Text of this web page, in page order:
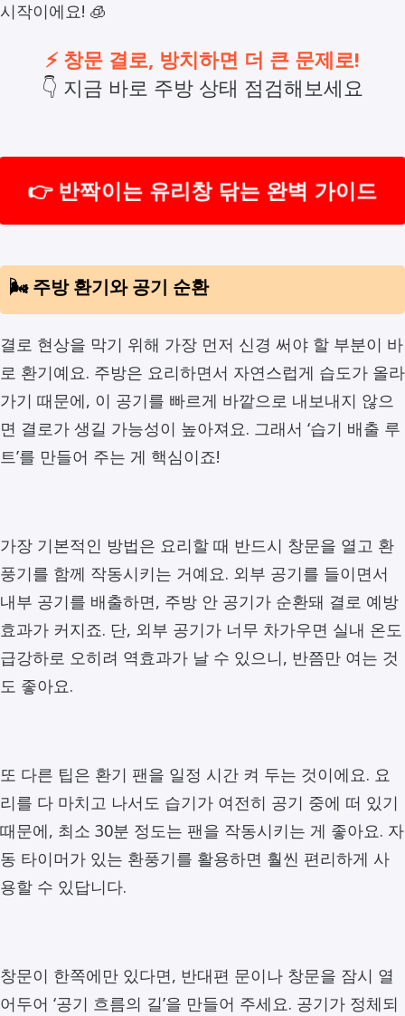
시작이에요! 🧊
⚡ 창문 결로, 방치하면 더 큰 문제로!
👇 지금 바로 주방 상태 점검해보세요
👉 반짝이는 유리창 닦는 완벽 가이드
🌬️ 주방 환기와 공기 순환
결로 현상을 막기 위해 가장 먼저 신경 써야 할 부분이 바
로 환기예요. 주방은 요리하면서 자연스럽게 습도가 올라
가기 때문에, 이 공기를 빠르게 바깥으로 내보내지 않으
면 결로가 생길 가능성이 높아져요. 그래서 ‘습기 배출 루
트’를 만들어 주는 게 핵심이죠!
가장 기본적인 방법은 요리할 때 반드시 창문을 열고 환
풍기를 함께 작동시키는 거예요. 외부 공기를 들이면서
내부 공기를 배출하면, 주방 안 공기가 순환돼 결로 예방
효과가 커지죠. 단, 외부 공기가 너무 차가우면 실내 온도
급강하로 오히려 역효과가 날 수 있으니, 반쯤만 여는 것
도 좋아요.
또 다른 팁은 환기 팬을 일정 시간 켜 두는 것이에요. 요
리를 다 마치고 나서도 습기가 여전히 공기 중에 떠 있기
때문에, 최소 30분 정도는 팬을 작동시키는 게 좋아요. 자
동 타이머가 있는 환풍기를 활용하면 훨씬 편리하게 사
용할 수 있답니다.
창문이 한쪽에만 있다면, 반대편 문이나 창문을 잠시 열
어두어 ‘공기 흐름의 길’을 만들어 주세요. 공기가 정체되